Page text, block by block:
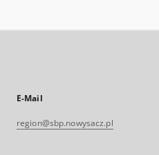
E-Mail
region@sbp.nowysacz.pl